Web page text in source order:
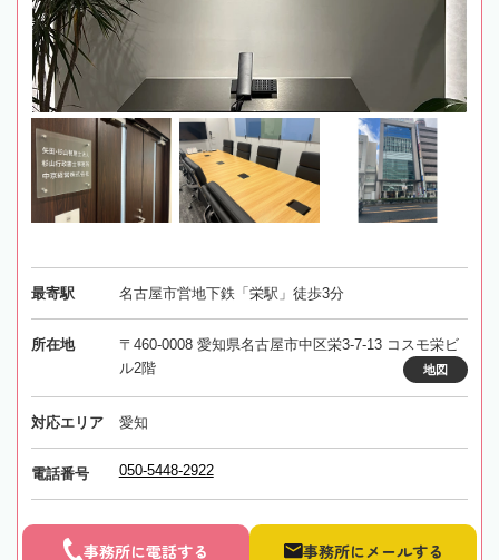
最寄駅 名古屋市営地下鉄「栄駅」徒歩3分
所在地
〒460-0008 愛知県名古屋市中区栄3-7-13 コスモ栄ビ
ル2階
地図
対応エリア 愛知
電話番号 050-5448-2922
事務所に電話する 事務所にメールする